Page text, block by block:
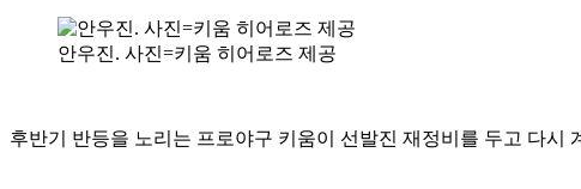
안우진. 사진=키움 히어로즈 제공
후반기 반등을 노리는 프로야구 키움이 선발진 재정비를 두고 다시